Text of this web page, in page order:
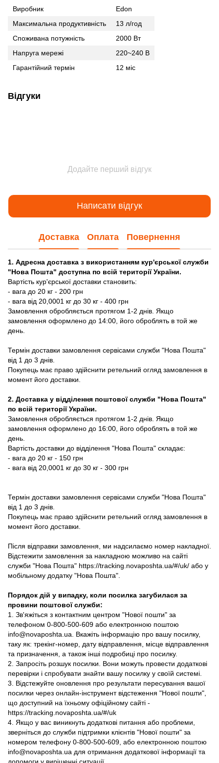
Виробник
Edon
Максимальна продуктивність
13 л/год
Споживана потужність
2000 Вт
Напруга мережі
220~240 В
Гарантійний термін
12 міс
Відгуки
Додайте перший відгук
Написати відгук
Доставка Оплата Повернення
1. Адресна доставка з використанням кур'єрської служби
"Нова Пошта" доступна по всій території України.
Вартість кур'єрської доставки становить:
- вага до 20 кг - 200 грн
- вага від 20,0001 кг до 30 кг - 400 грн
Замовлення обробляється протягом 1-2 днів. Якщо
замовлення оформлено до 14:00, його оброблять в той же
день.
Термін доставки замовлення сервісами служби "Нова Пошта"
від 1 до 3 днів.
Покупець має право здійснити ретельний огляд замовлення в
момент його доставки.
2. Доставка у відділення поштової служби "Нова Пошта"
по всій території України.
Замовлення обробляється протягом 1-2 днів. Якщо
замовлення оформлено до 16:00, його оброблять в той же
день.
Вартість доставки до відділення "Нова Пошта" складає:
- вага до 20 кг - 150 грн
- вага від 20,0001 кг до 30 кг - 300 грн
Термін доставки замовлення сервісами служби "Нова Пошта"
від 1 до 3 днів.
Покупець має право здійснити ретельний огляд замовлення в
момент його доставки.
Після відправки замовлення, ми надсилаємо номер накладної.
Відстежити замовлення за накладною можливо на сайті
служби "Нова Пошта" https://tracking.novaposhta.ua/#/uk/ або у
мобільному додатку "Нова Пошта".
Порядок дій у випадку, коли посилка загубилася за
провини поштової служби:
1. Зв'яжіться з контактним центром "Нової пошти" за
телефоном 0-800-500-609 або електронною поштою
info@novaposhta.ua. Вкажіть інформацію про вашу посилку,
таку як: трекінг-номер, дату відправлення, місце відправлення
та призначення, а також інші подробиці про посилку.
2. Запросіть розшук посилки. Вони можуть провести додаткові
перевірки і спробувати знайти вашу посилку у своїй системі.
3. Відстежуйте оновлення про результати пересування вашої
посилки через онлайн-інструмент відстеження "Нової пошти",
що доступний на їхньому офіційному сайті -
https://tracking.novaposhta.ua/#/uk
4. Якщо у вас виникнуть додаткові питання або проблеми,
зверніться до служби підтримки клієнтів "Нової пошти" за
номером телефону 0-800-500-609, або електронною поштою
info@novaposhta.ua для отримання додаткової інформації та
допомоги у вирішенні ситуації.